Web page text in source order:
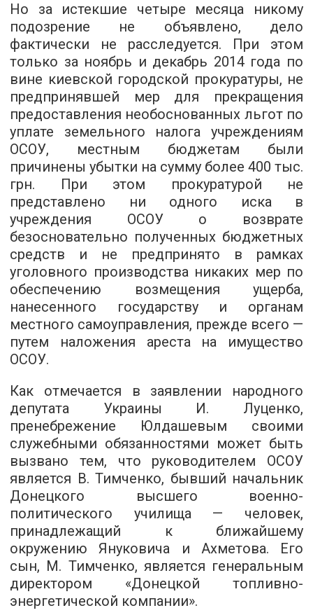
Но за истекшие четыре месяца никому
подозрение не объявлено, дело
фактически не расследуется. При этом
только за ноябрь и декабрь 2014 года по
вине киевской городской прокуратуры, не
предпринявшей мер для прекращения
предоставления необоснованных льгот по
уплате земельного налога учреждениям
ОСОУ, местным бюджетам были
причинены убытки на сумму более 400 тыс.
грн. При этом прокуратурой не
представлено ни одного иска в
учреждения ОСОУ о возврате
безосновательно полученных бюджетных
средств и не предпринято в рамках
уголовного производства никаких мер по
обеспечению возмещения ущерба,
нанесенного государству и органам
местного самоуправления, прежде всего —
путем наложения ареста на имущество
ОСОУ.
Как отмечается в заявлении народного
депутата Украины И. Луценко,
пренебрежение Юлдашевым своими
служебными обязанностями может быть
вызвано тем, что руководителем ОСОУ
является В. Тимченко, бывший начальник
Донецкого высшего военно-
политического училища — человек,
принадлежащий к ближайшему
окружению Януковича и Ахметова. Его
сын, М. Тимченко, является генеральным
директором «Донецкой топливно-
энергетической компании».